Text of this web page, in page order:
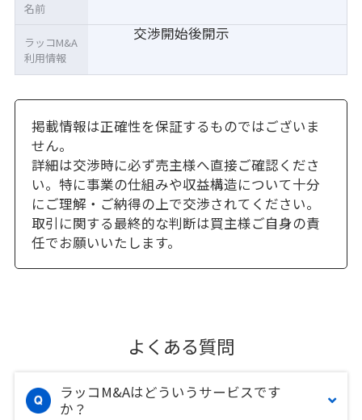
交渉開始後開示
名前
ラッコM&A
利用情報
掲載情報は正確性を保証するものではございま
せん。
詳細は交渉時に必ず売主様へ直接ご確認くださ
い。特に事業の仕組みや収益構造について十分
にご理解・ご納得の上で交渉されてください。
取引に関する最終的な判断は買主様ご自身の責
任でお願いいたします。
よくある質問
ラッコM&Aはどういうサービスです
か？